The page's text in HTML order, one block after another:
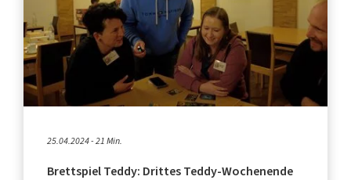
25.04.2024 - 21 Min.
Brettspiel Teddy: Drittes Teddy-Wochenende